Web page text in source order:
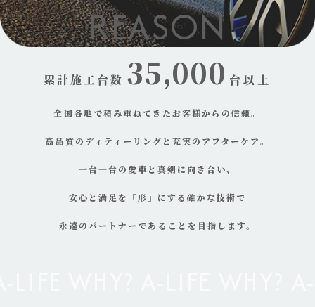
REASON
累計施工台数 35,000 台以上
全国各地で積み重ねてきたお客様からの信頼。
高品質のディティーリングと充実のアフターケア。
一台一台の愛車と真剣に向き合い、
安心と満足を「形」にする確かな技術で
永遠のパートナーであることを目指します。